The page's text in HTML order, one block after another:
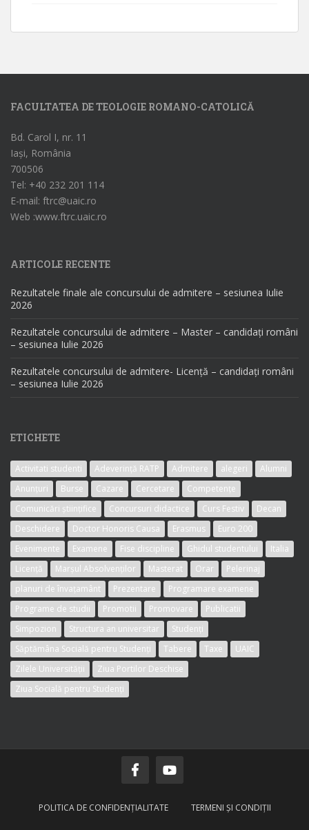
FACULTATEA DE TEOLOGIE ROMANO-CATOLICĂ
Bd. Carol I, nr. 11
Iași, România
700506
Tel: +40 232 201 114
E-mail: ftrc@uaic.ro
Web :www.ftrc.uaic.ro
ARTICOLE RECENTE
Rezultatele finale ale concursului de admitere – sesiunea Iulie
2026
Rezultatele concursului de admitere – Master – candidați români
– sesiunea Iulie 2026
Rezultatele concursului de admitere- Licență – candidați români
– sesiunea Iulie 2026
ETICHETE
Activitati studenti Adeverință RATP Admitere alegeri
Alumni
Anunțuri
Burse Cazare Cercetare
Competențe
Comunicări științifice
Concursuri didactice Curs Festiv
Decan
Deschidere
Doctor Honoris Causa Erasmus
Euro 200
Evenimente
Examene Fise discipline Ghidul studentului
Italia
Licență
Marșul Absolvenților Masterat Orar
Pelerinaj
planuri de învațamânt
Prezentare
Programare examene
Programe de studii
Promotii Promovare
Publicatii
Simpozion
Structura an universitar
Studenți
Săptămâna Socială pentru Studenți
Tabere Taxe
UAIC
Zilele Universității
Ziua Portilor Deschise
Ziua Socială pentru Studenți
POLITICA DE CONFIDENŢIALITATE TERMENI ŞI CONDIŢII